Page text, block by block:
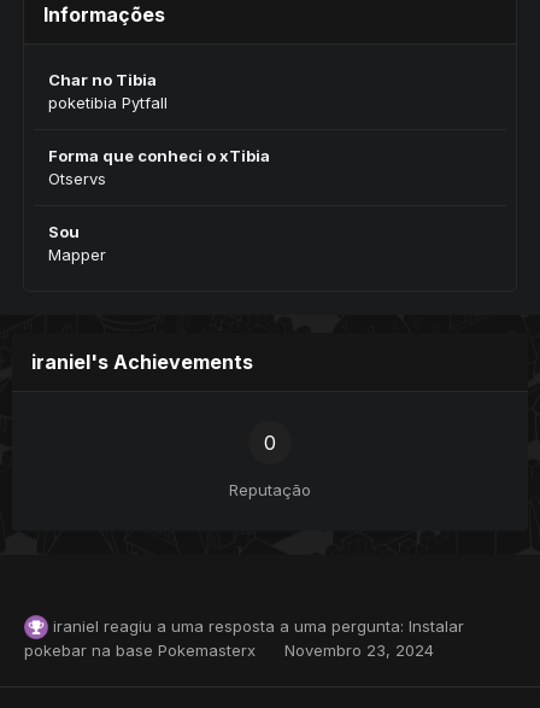
Informações
Char no Tibia
poketibia Pytfall
Forma que conheci o xTibia
Otservs
Sou
Mapper
iraniel's Achievements
0
Reputação
iraniel reagiu a uma resposta a uma pergunta: Instalar
pokebar na base Pokemasterx
Novembro 23, 2024